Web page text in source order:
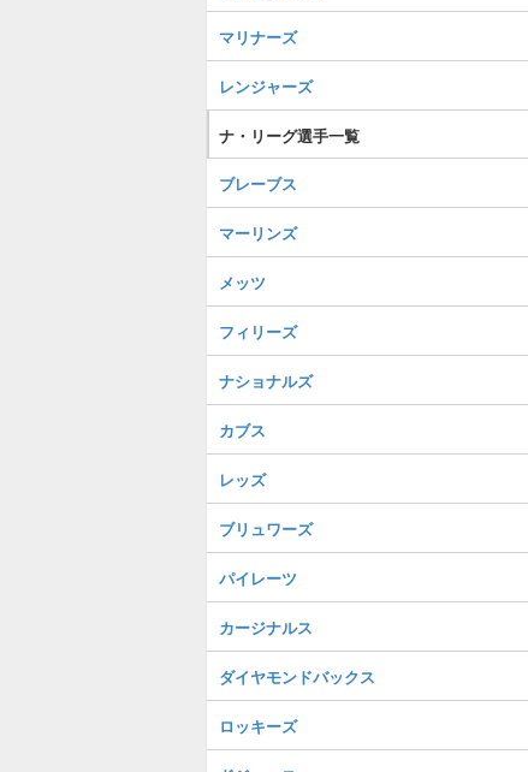
マリナーズ
レンジャーズ
ナ・リーグ選手一覧
ブレーブス
マーリンズ
メッツ
フィリーズ
ナショナルズ
カブス
レッズ
ブリュワーズ
パイレーツ
カージナルス
ダイヤモンドバックス
ロッキーズ